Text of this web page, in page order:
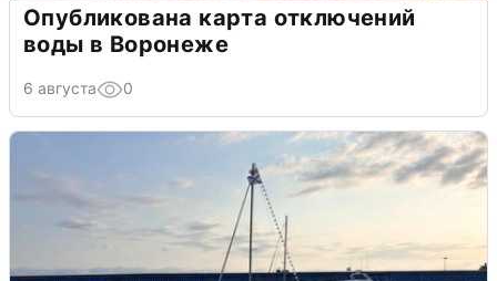
Опубликована карта отключений
воды в Воронеже
6 августа 0